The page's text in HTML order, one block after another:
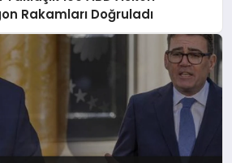
Rakamları Doğruladı